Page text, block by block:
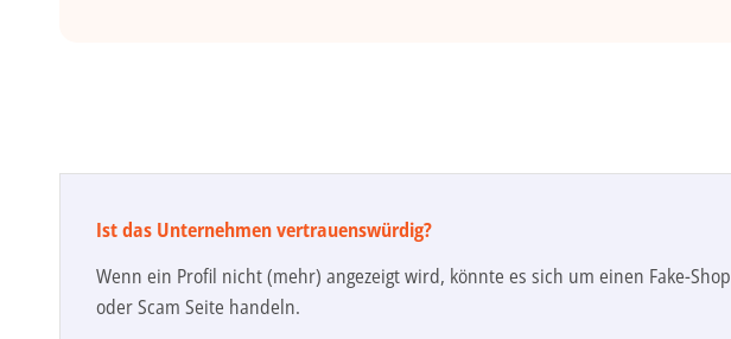
Ist das Unternehmen vertrauenswürdig?
Wenn ein Profil nicht (mehr) angezeigt wird, könnte es sich um einen Fake-Shop
oder Scam Seite handeln.